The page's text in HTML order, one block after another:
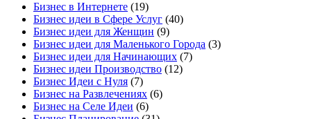
Бизнес в Интернете (19)
Бизнес идеи в Сфере Услуг (40)
Бизнес идеи для Женщин (9)
Бизнес идеи для Маленького Города (3)
Бизнес идеи для Начинающих (7)
Бизнес идеи Производство (12)
Бизнес Идеи с Нуля (7)
Бизнес на Развлечениях (6)
Бизнес на Селе Идеи (6)